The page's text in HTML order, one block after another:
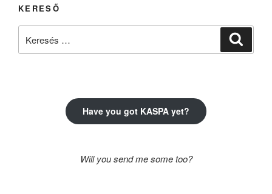
KERESŐ
Have you got KASPA yet?
Will you send me some too?